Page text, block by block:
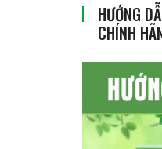
HƯỚNG
CHÍNH